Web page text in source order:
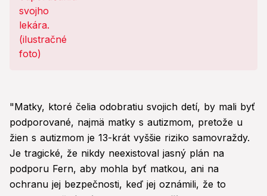
"Matky, ktoré čelia odobratiu svojich detí, by mali byť
podporované, najmä matky s autizmom, pretože u
žien s autizmom je 13-krát vyššie riziko samovraždy.
Je tragické, že nikdy neexistoval jasný plán na
podporu Fern, aby mohla byť matkou, ani na
ochranu jej bezpečnosti, keď jej oznámili, že to